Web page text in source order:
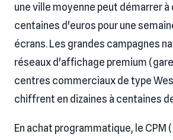
une ville moyenne peut démarrer à
centaines d'euros pour une
écrans. Les grandes campagnes
réseaux d'affichage premium
centres commerciaux de type
chiffrent en dizaines à centaines
En achat programmatique, le CPM